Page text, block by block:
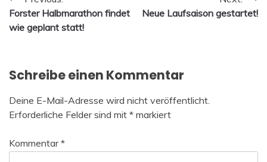
Forster Halbmarathon findet
wie geplant statt!
Neue Laufsaison gestartet!
Schreibe einen Kommentar
Deine E-Mail-Adresse wird nicht veröffentlicht.
Erforderliche Felder sind mit * markiert
Kommentar*